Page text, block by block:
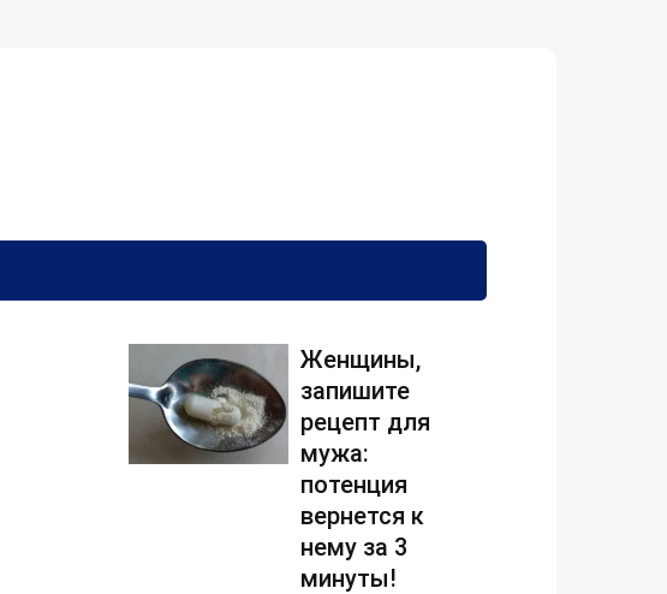
Женщины,
запишите
рецепт для
мужа:
потенция
вернется к
нему за 3
минуты!